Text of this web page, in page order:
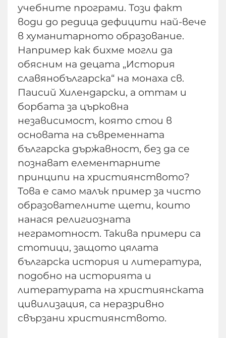
учебните програми. Този факт
води до редица дефицити най-вече
в хуманитарното образование.
Например как бихме могли да
обясним на децата „История
славянобългарска“ на монаха св.
Паисий Хилендарски, а оттам и
борбата за църковна
независимост, която стои в
основата на съвременната
българска държавност, без да се
познават елементарните
принципи на християнството?
Това е само малък пример за чисто
образователните щети, които
нанася религиозната
неграмотност. Такива примери са
стотици, защото цялата
българска история и литература,
подобно на историята и
литературата на християнската
цивилизация, са неразривно
свързани християнството.